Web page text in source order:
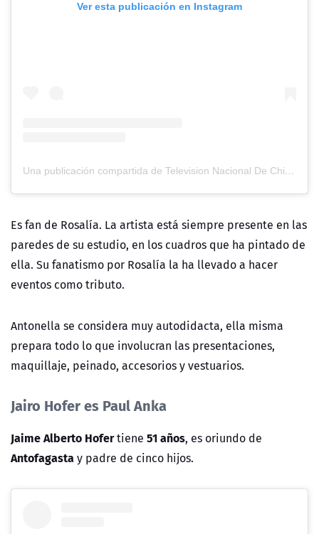
Ver esta publicación en Instagram
Una publicación compartida de Television Nacional De Chile (@tvn)
Es fan de Rosalía. La artista está siempre presente en las
paredes de su estudio, en los cuadros que ha pintado de
ella. Su fanatismo por Rosalía la ha llevado a hacer
eventos como tributo.
Antonella se considera muy autodidacta, ella misma
prepara todo lo que involucran las presentaciones,
maquillaje, peinado, accesorios y vestuarios.
Jairo Hofer es Paul Anka
Jaime Alberto Hofertiene 51 años, es oriundo de
Antofagastay padre de cinco hijos.